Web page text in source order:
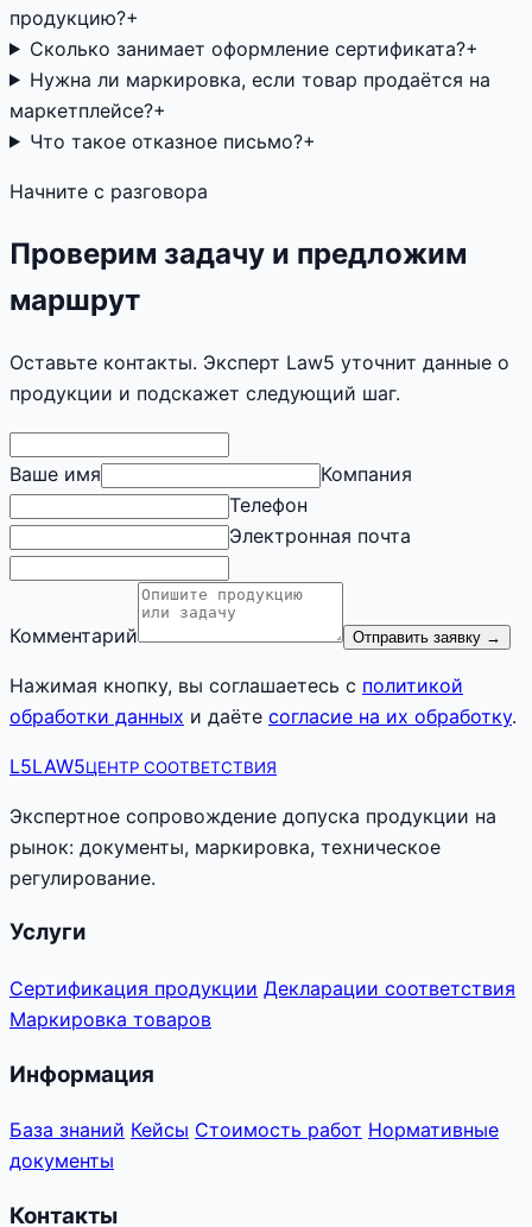
продукцию?+
Сколько занимает оформление сертификата?+
Нужна ли маркировка, если товар продаётся на
маркетплейсе?+
Что такое отказное письмо?+
Начните с разговора
Проверим задачу и предложим
маршрут
Оставьте контакты. Эксперт Law5 уточнит данные о
продукции и подскажет следующий шаг.
Ваше имя
Компания
Телефон
Электронная почта
Комментарий Отправить заявку →
Нажимая кнопку, вы соглашаетесь с политикой
обработки данных и даёте согласие на их обработку.
L5LAW5ЦЕНТР СООТВЕТСТВИЯ
Экспертное сопровождение допуска продукции на
рынок: документы, маркировка, техническое
регулирование.
Услуги
Сертификация продукции Декларации соответствия
Маркировка товаров
Информация
База знаний Кейсы Стоимость работ Нормативные
документы
Контакты